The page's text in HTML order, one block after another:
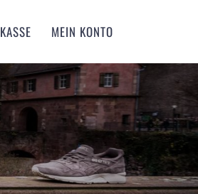
KASSE MEIN KONTO